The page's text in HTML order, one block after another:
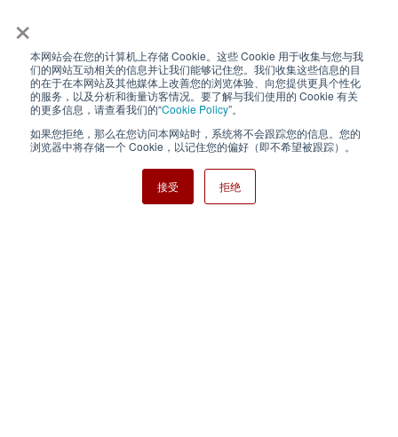
×
本网站会在您的计算机上存储 Cookie。这些 Cookie 用于收集与您与我
们的网站互动相关的信息并让我们能够记住您。我们收集这些信息的目
的在于在本网站及其他媒体上改善您的浏览体验、向您提供更具个性化
的服务，以及分析和衡量访客情况。要了解与我们使用的 Cookie 有关
的更多信息，请查看我们的“Cookie Policy”。
如果您拒绝，那么在您访问本网站时，系统将不会跟踪您的信息。您的
浏览器中将存储一个 Cookie，以记住您的偏好（即不希望被跟踪）。
接受 拒绝
隐私政策 使用条款
Cookie Policy 网站地图
Nisshinbo Holdings Inc.
Copyright ⓒ Nisshinbo Micro Devices Inc. All Rights Reserved.